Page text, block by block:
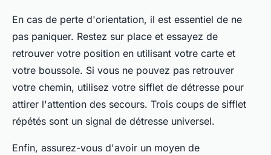
En cas de perte d'orientation, il est essentiel de ne
pas paniquer. Restez sur place et essayez de
retrouver votre position en utilisant votre carte et
votre boussole. Si vous ne pouvez pas retrouver
votre chemin, utilisez votre sifflet de détresse pour
attirer l'attention des secours. Trois coups de sifflet
répétés sont un signal de détresse universel.
Enfin, assurez-vous d'avoir un moyen de